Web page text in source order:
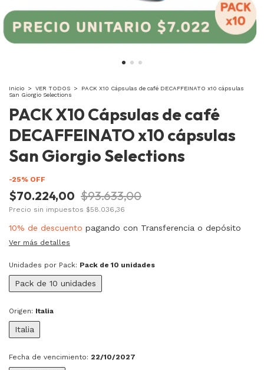
Inicio > VER TODOS >
PACK X10 Cápsulas de café DECAFFEINATO x10 cápsulas
San Giorgio Selections
PACK X10 Cápsulas de café
DECAFFEINATO x10 cápsulas
San Giorgio Selections
-25% OFF
$70.224,00 $93.633,00
Precio sin impuestos $58.036,36
10% de descuento pagando con Transferencia o depósito
Ver más detalles
Unidades por Pack: Pack de 10 unidades
Pack de 10 unidades
Origen: Italia
Italia
Fecha de vencimiento: 22/10/2027